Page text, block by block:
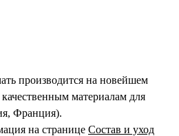
производится на новейшем
материалам для
Франция).
на странице Состав и уход